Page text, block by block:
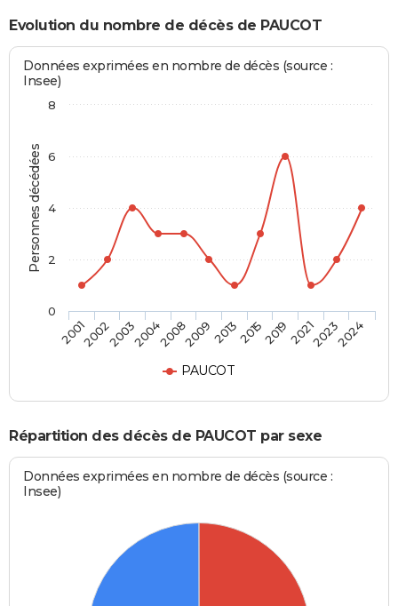
Evolution du nombre de décès de PAUCOT
Personnes décédées
Données exprimées en nombre de décès (source :
Insee)
PAUCOT
200120022003200420082009201320152019202120232024
0
2
4
6
8
Répartition des décès de PAUCOT par sexe
Données exprimées en nombre de décès (source :
Insee)